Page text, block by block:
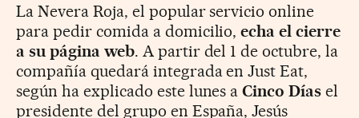
La Nevera Roja, el popular servicio online
para pedir comida a domicilio,echa el cierre
a su página web. A partir del 1 de octubre, la
compañía quedará integrada en Just Eat,
según ha explicado este lunes aCinco Días el
presidente del grupo en España, Jesús